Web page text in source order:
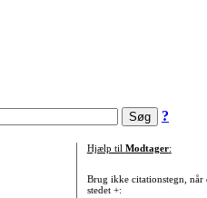
?
Hjælp til Modtager:
Brug ikke citationstegn, når
stedet +: